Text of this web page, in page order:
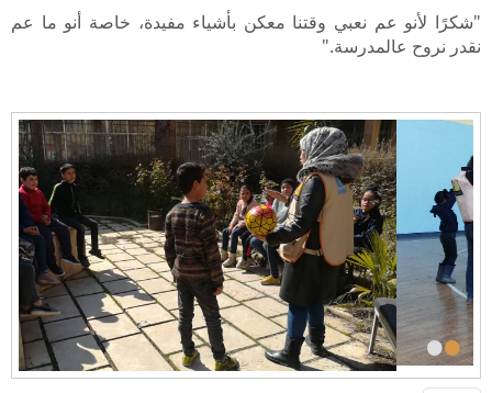
"شكرًا لأنو عم نعبي وقتنا معكن بأشياء مفيدة، خاصة أنو ما عم
نقدر نروح عالمدرسة."
•
•